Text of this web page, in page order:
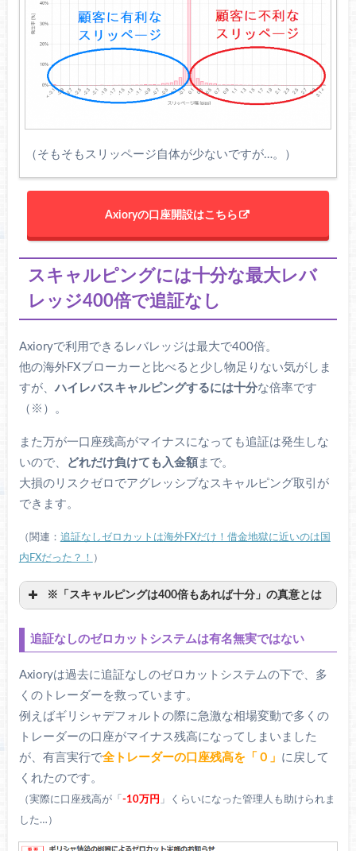
（そもそもスリッページ自体が少ないですが…。）
Axioryの口座開設はこちら
スキャルピングには十分な最大レバ
レッジ400倍で追証なし
Axioryで利用できるレバレッジは最大で400倍。
他の海外FXブローカーと比べると少し物足りない気がしま
すが、ハイレバスキャルピングするには十分な倍率です
（※）。
また万が一口座残高がマイナスになっても追証は発生しな
いので、
どれだけ負けても入金額 まで。
大損のリスクゼロでアグレッシブなスキャルピング取引が
できます。
（関連： 追証なしゼロカットは海外FXだけ！借金地獄に近いのは国
内FXだった？！ ）
※「スキャルピングは400倍もあれば十分」の真意とは
ロスカット水準は証拠金維持率20％
以下
追証なしのゼロカットシステムは有名無実ではない
Axioryは過去に追証なしのゼロカットシステムの下で、多
くのトレーダーを救っています。
例えばギリシャデフォルトの際に急激な相場変動で多くの
トレーダーの口座がマイナス残高になってしまいました
が、有言実行で全トレーダーの口座残高を「０」 に戻して
くれたのです。
（実際に口座残高が「 -10万円 」くらいになった管理人も助けられま
した…）